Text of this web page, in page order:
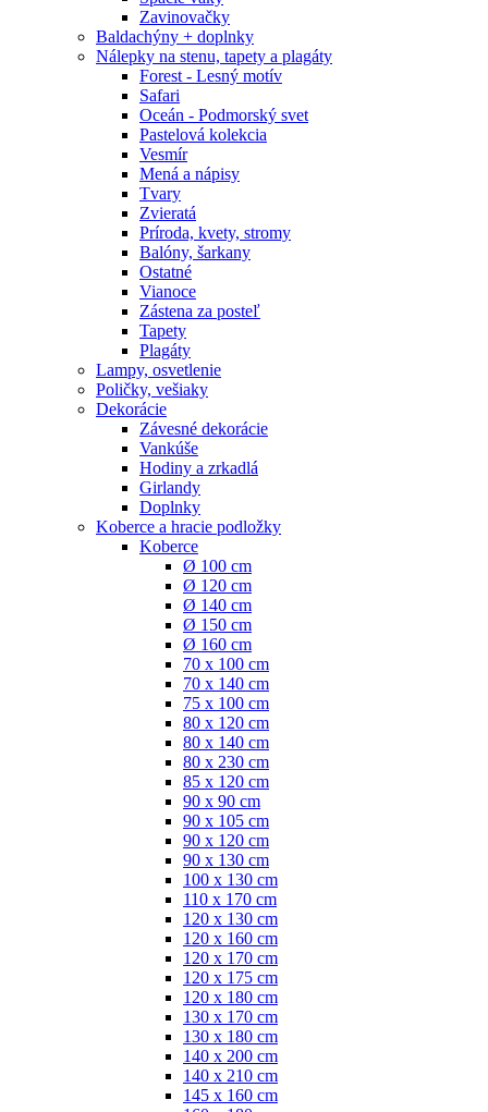
Zavinovačky
Baldachýny + doplnky
Nálepky na stenu, tapety a plagáty
Forest - Lesný motív
Safari
Oceán - Podmorský svet
Pastelová kolekcia
Vesmír
Mená a nápisy
Tvary
Zvieratá
Príroda, kvety, stromy
Balóny, šarkany
Ostatné
Vianoce
Zástena za posteľ
Tapety
Plagáty
Lampy, osvetlenie
Poličky, vešiaky
Dekorácie
Závesné dekorácie
Vankúše
Hodiny a zrkadlá
Girlandy
Doplnky
Koberce a hracie podložky
Koberce
Ø 100 cm
Ø 120 cm
Ø 140 cm
Ø 150 cm
Ø 160 cm
70 x 100 cm
70 x 140 cm
75 x 100 cm
80 x 120 cm
80 x 140 cm
80 x 230 cm
85 x 120 cm
90 x 90 cm
90 x 105 cm
90 x 120 cm
90 x 130 cm
100 x 130 cm
110 x 170 cm
120 x 130 cm
120 x 160 cm
120 x 170 cm
120 x 175 cm
120 x 180 cm
130 x 170 cm
130 x 180 cm
140 x 200 cm
140 x 210 cm
145 x 160 cm